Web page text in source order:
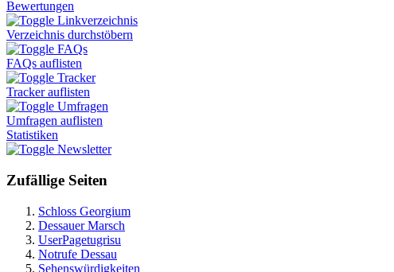
Bewertungen
Linkverzeichnis
Verzeichnis durchstöbern
FAQs
FAQs auflisten
Tracker
Tracker auflisten
Umfragen
Umfragen auflisten
Statistiken
Newsletter
Zufällige Seiten
Schloss Georgium
Dessauer Marsch
UserPagetugrisu
Notrufe Dessau
Sehenswürdigkeiten